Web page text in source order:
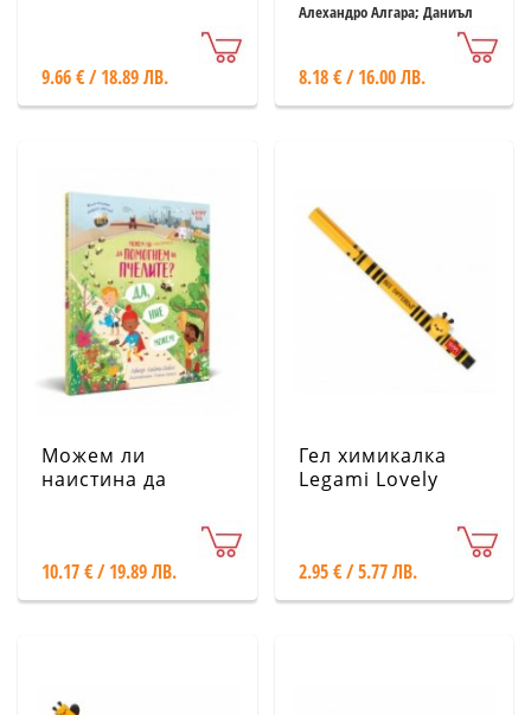
9.66 € / 18.89 ЛВ.
Алехандро Алгара; Даниъл
8.18 € / 16.00 ЛВ.
Можем ли
наистина да
10.17 € / 19.89 ЛВ.
Гел химикалка
Legami Lovely
2.95 € / 5.77 ЛВ.